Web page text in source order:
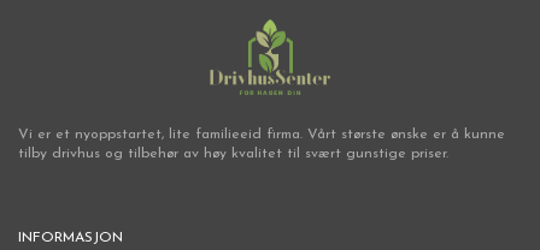
Vi er et nyoppstartet, lite familieeid firma. Vårt største ønske er å kunne
tilby drivhus og tilbehør av høy kvalitet til svært gunstige priser.
INFORMASJON